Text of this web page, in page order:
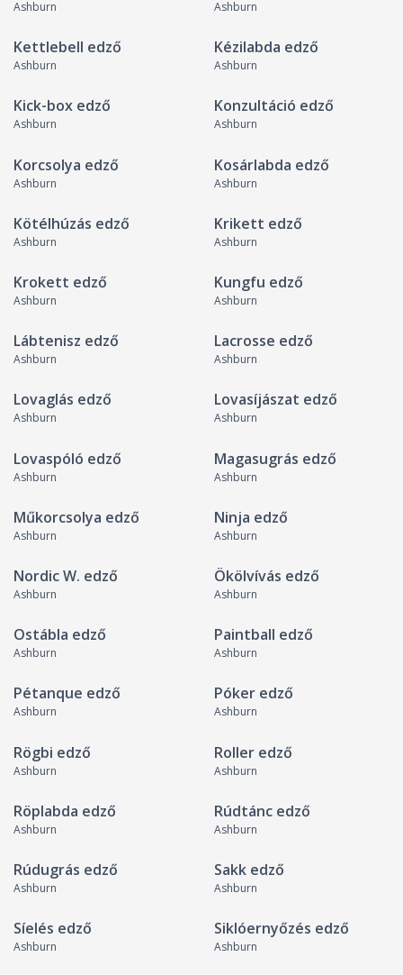
Ashburn Ashburn
Kettlebell edző
Ashburn
Kézilabda edző
Ashburn
Kick-box edző
Ashburn
Konzultáció edző
Ashburn
Korcsolya edző
Ashburn
Kosárlabda edző
Ashburn
Kötélhúzás edző
Ashburn
Krikett edző
Ashburn
Krokett edző
Ashburn
Kungfu edző
Ashburn
Lábtenisz edző
Ashburn
Lacrosse edző
Ashburn
Lovaglás edző
Ashburn
Lovasíjászat edző
Ashburn
Lovaspóló edző
Ashburn
Magasugrás edző
Ashburn
Műkorcsolya edző
Ashburn
Ninja edző
Ashburn
Nordic W. edző
Ashburn
Ökölvívás edző
Ashburn
Ostábla edző
Ashburn
Paintball edző
Ashburn
Pétanque edző
Ashburn
Póker edző
Ashburn
Rögbi edző
Ashburn
Roller edző
Ashburn
Röplabda edző
Ashburn
Rúdtánc edző
Ashburn
Rúdugrás edző
Ashburn
Sakk edző
Ashburn
Síelés edző
Ashburn
Siklóernyőzés edző
Ashburn